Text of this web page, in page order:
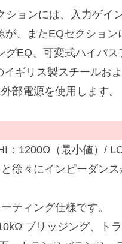
ョンには、入力ゲイ
、またEQセクション
グEQ、可変式ハイパ
ギリス製スチールお
部電源を使用します。
：1200Ω（最小値）/
徐々にインピーダン
ティング仕様です。
ブリッジング、ト